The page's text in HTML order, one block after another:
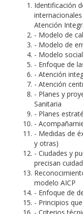
Identificación
Atención
- Modelo de
- Modelo de
- Modelo
- Enfoque de
- Atención
- Atención
- Planes y
Sanitaria
- Planes
-
- Medidas de
y otras)
- Ciudades y
precisan
modelo AICP
- Enfoque de
- Principios